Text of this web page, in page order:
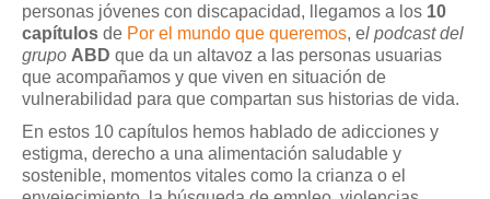
personas jóvenes con discapacidad, llegamos a los 10
capítulos de Por el mundo que queremos, el podcast del
grupo ABD que da un altavoz a las personas usuarias
que acompañamos y que viven en situación de
vulnerabilidad para que compartan sus historias de vida.
En estos 10 capítulos hemos hablado de adicciones y
estigma, derecho a una alimentación saludable y
sostenible, momentos vitales como la crianza o el